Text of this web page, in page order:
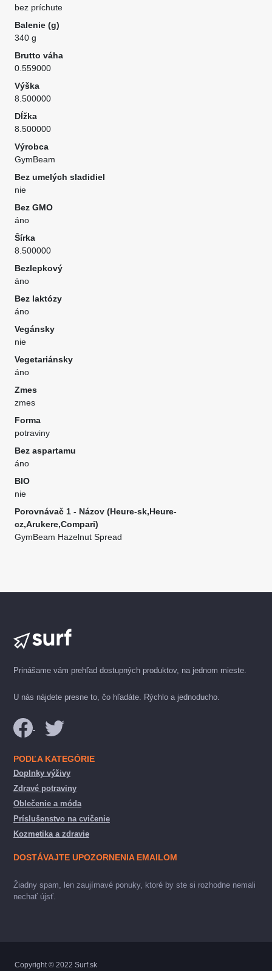
bez príchute
Balenie (g)
340 g
Brutto váha
0.559000
Výška
8.500000
Dĺžka
8.500000
Výrobca
GymBeam
Bez umelých sladidiel
nie
Bez GMO
áno
Šírka
8.500000
Bezlepkový
áno
Bez laktózy
áno
Vegánsky
nie
Vegetariánsky
áno
Zmes
zmes
Forma
potraviny
Bez aspartamu
áno
BIO
nie
Porovnávač 1 - Názov (Heure-sk,Heure-
cz,Arukere,Compari)
GymBeam Hazelnut Spread
Prinášame vám prehľad dostupných produktov, na jednom mieste.
U nás nájdete presne to, čo hľadáte. Rýchlo a jednoducho.
PODĽA KATEGÓRIE
Doplnky výživy
Zdravé potraviny
Oblečenie a móda
Príslušenstvo na cvičenie
Kozmetika a zdravie
DOSTÁVAJTE UPOZORNENIA EMAILOM
Žiadny spam, len zaujímavé ponuky, ktoré by ste si rozhodne nemali
nechať újsť.
Copyright © 2022 Surf.sk